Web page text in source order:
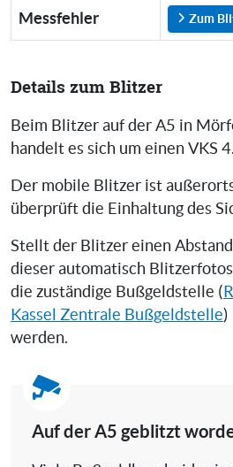
Messfehler Zum
Details zum Blitzer
Beim Blitzer auf der A5 in
handelt es sich um einen VKS
Der mobile Blitzer ist
überprüft die Einhaltung des
Stellt der Blitzer einen
dieser automatisch Blitzerfotos
die zuständige Bußgeldstelle (
Kassel Zentrale Bußgeldstelle)
werden.
Auf der A5 geblitzt